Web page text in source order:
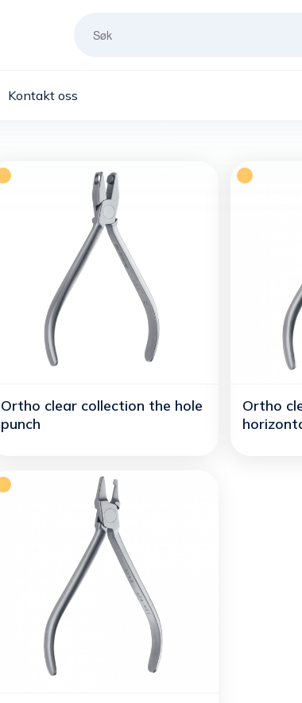
Kontakt oss
Ortho clear collection the hole
punch
Ortho